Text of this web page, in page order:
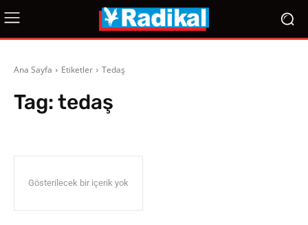
Ana Sayfa Etiketler Tedaş
Tag:tedaş
Gösterilecek bir içerik yok